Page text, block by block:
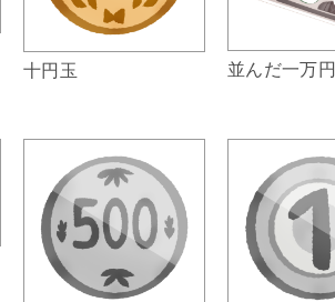
十円玉 並んだ一万